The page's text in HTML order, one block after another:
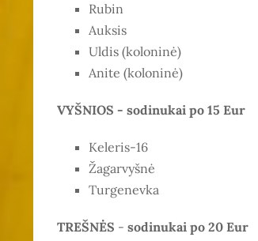
Rubin
Auksis
Uldis (koloninė)
Anite (koloninė)
VYŠNIOS - sodinukai po 15 Eur
Keleris-16
Žagarvyšnė
Turgenevka
TREŠNĖS - sodinukai po 20 Eur